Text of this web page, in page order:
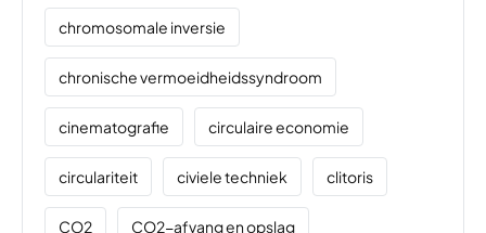
chromosomale inversie
chronische vermoeidheidssyndroom
cinematografie circulaire economie
circulariteit civiele techniek clitoris
CO2 CO2-afvang en opslag